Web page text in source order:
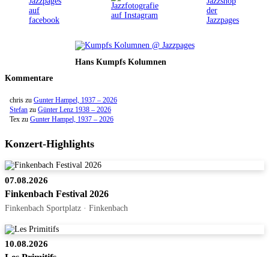
Hans Kumpfs Kolumnen
Kommentare
chris zu Gunter Hampel, 1937 – 2026
Stefan zu Günter Lenz 1938 – 2026
Tex zu Gunter Hampel, 1937 – 2026
Konzert-Highlights
07.08.2026
Finkenbach Festival 2026
Finkenbach Sportplatz · Finkenbach
10.08.2026